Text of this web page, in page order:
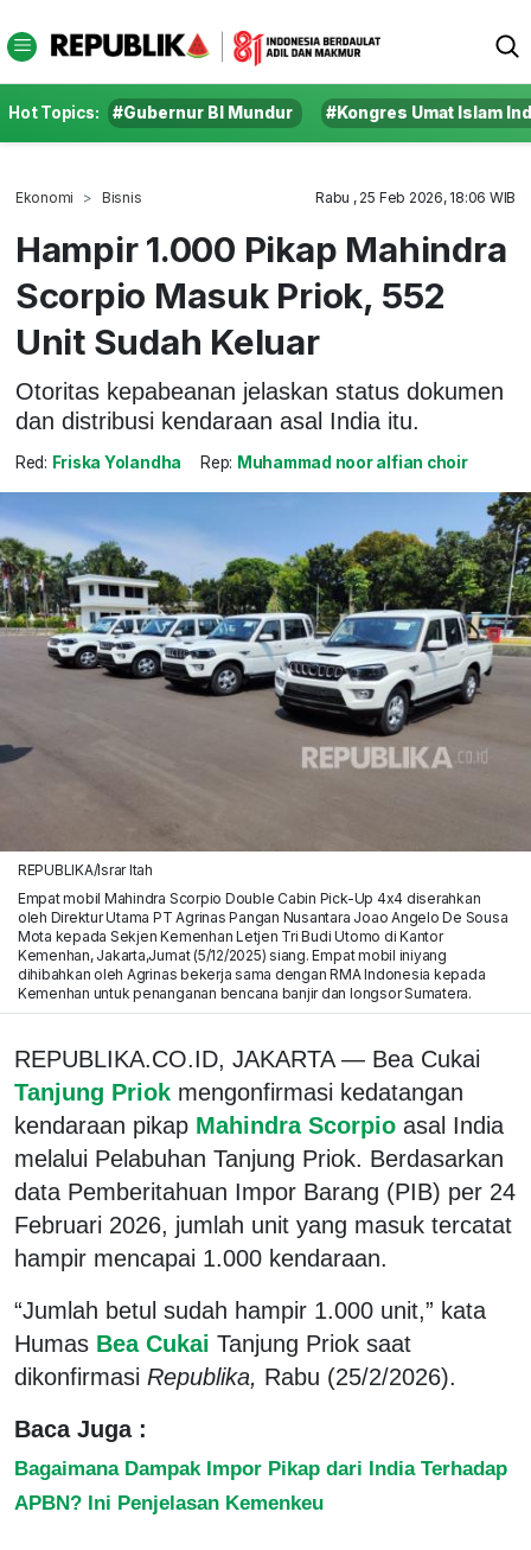
Hot Topics: #Gubernur BI Mundur #Kongres Umat Islam
Ekonomi Bisnis Rabu , 25 Feb 2026, 18:06 WIB
Hampir 1.000 Pikap Mahindra
Scorpio Masuk Priok, 552
Unit Sudah Keluar
Otoritas kepabeanan jelaskan status dokumen
dan distribusi kendaraan asal India itu.
Red: Friska Yolandha Rep: Muhammad noor alfian choir
REPUBLIKA/Israr Itah
Empat mobil Mahindra Scorpio Double Cabin Pick-Up 4x4 diserahkan
oleh Direktur Utama PT Agrinas Pangan Nusantara Joao Angelo De Sousa
Mota kepada Sekjen Kemenhan Letjen Tri Budi Utomo di Kantor
Kemenhan, Jakarta,Jumat (5/12/2025) siang. Empat mobil iniyang
dihibahkan oleh Agrinas bekerja sama dengan RMA Indonesia kepada
Kemenhan untuk penanganan bencana banjir dan longsor Sumatera.
REPUBLIKA.CO.ID, JAKARTA — Bea Cukai
Tanjung Priok mengonfirmasi kedatangan
kendaraan pikap Mahindra Scorpio asal India
melalui Pelabuhan Tanjung Priok. Berdasarkan
data Pemberitahuan Impor Barang (PIB) per 24
Februari 2026, jumlah unit yang masuk tercatat
hampir mencapai 1.000 kendaraan.
“Jumlah betul sudah hampir 1.000 unit,” kata
Humas Bea Cukai Tanjung Priok saat
dikonfirmasi Republika, Rabu (25/2/2026).
Baca Juga :
Bagaimana Dampak Impor Pikap dari India Terhadap
APBN? Ini Penjelasan Kemenkeu